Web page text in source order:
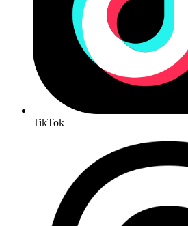
TikTok